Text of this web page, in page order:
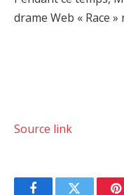
drame Web « Race
Source link